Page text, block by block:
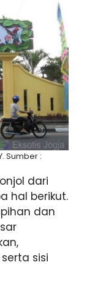
Sumber :
dari
hal berikut.
dan
sisi